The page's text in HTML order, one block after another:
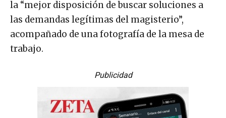
la “mejor disposición de buscar soluciones a
las demandas legítimas del magisterio”,
acompañado de una fotografía de la mesa de
trabajo.
Publicidad